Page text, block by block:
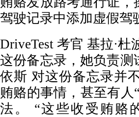
驾驶记录中添加虚假驾
DriveTest 考官 基拉·
这份备忘录，她负责
依斯 对这份备忘录并
贿赂的事情，甚至有
法。 “这些收受贿赂